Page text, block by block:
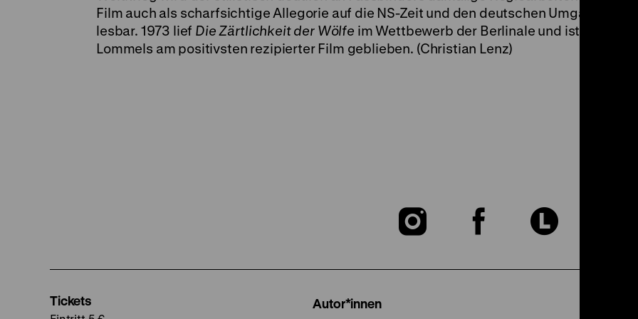
Film auch als scharfsichtige Allegorie auf die NS-Zeit und den deutschen Umgang mit ihr
lesbar. 1973 lief Die Zärtlichkeit der Wölfe im Wettbewerb der Berlinale und ist seitdem
Lommels am positivsten rezipierter Film geblieben. (Christian Lenz)
Zu
Zu
Zu
Tickets Autor*innen